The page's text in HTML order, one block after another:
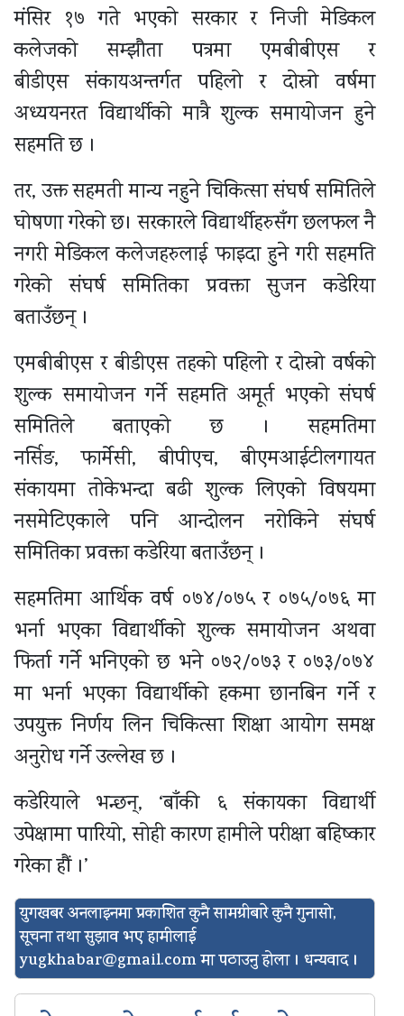
मंसिर १७ गते भएको सरकार र निजी मेडिकल
कलेजको सम्झौता पत्रमा एमबीबीएस र
बीडीएस संकायअन्तर्गत पहिलो र दोस्रो वर्षमा
अध्ययनरत विद्यार्थीको मात्रै शुल्क समायोजन हुने
सहमति छ ।
तर, उक्त सहमती मान्य नहुने चिकित्सा संघर्ष समितिले
घोषणा गरेको छ। सरकारले विद्यार्थीहरुसँग छलफल नै
नगरी मेडिकल कलेजहरुलाई फाइदा हुने गरी सहमति
गरेको संघर्ष समितिका प्रवक्ता सुजन कडेरिया
बताउँछन् ।
एमबीबीएस र बीडीएस तहको पहिलो र दोस्रो वर्षको
शुल्क समायोजन गर्ने सहमति अमूर्त भएको संघर्ष
समितिले बताएको छ । सहमतिमा
नर्सिङ, फार्मेसी, बीपीएच, बीएमआईटीलगायत
संकायमा तोकेभन्दा बढी शुल्क लिएको विषयमा
नसमेटिएकाले पनि आन्दोलन नरोकिने संघर्ष
समितिका प्रवक्ता कडेरिया बताउँछन् ।
सहमतिमा आर्थिक वर्ष ०७४/०७५ र ०७५/०७६ मा
भर्ना भएका विद्यार्थीको शुल्क समायोजन अथवा
फिर्ता गर्ने भनिएको छ भने ०७२/०७३ र ०७३/०७४
मा भर्ना भएका विद्यार्थीको हकमा छानबिन गर्ने र
उपयुक्त निर्णय लिन चिकित्सा शिक्षा आयोग समक्ष
अनुरोध गर्ने उल्लेख छ ।
कडेरियाले भन्छन्, ‘बाँकी ६ संकायका विद्यार्थी
उपेक्षामा पारियो, सोही कारण हामीले परीक्षा बहिष्कार
गरेका हौं ।’
युगखबर अनलाइनमा प्रकाशित कुनै सामग्रीबारे कुनै गुनासो,
सूचना तथा सुझाव भए हामीलाई
yugkhabar@gmail.comमा पठाउनु होला । धन्यवाद ।